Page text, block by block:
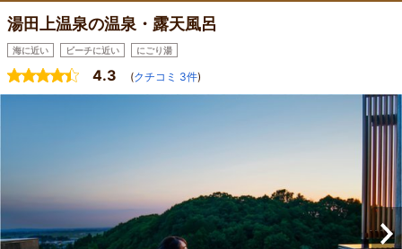
湯田上温泉の温泉・露天風呂
海に近い ビーチに近い にごり湯
4.3 (クチコミ 3件)